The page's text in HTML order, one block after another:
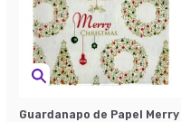
Guardanapo de Papel Merry